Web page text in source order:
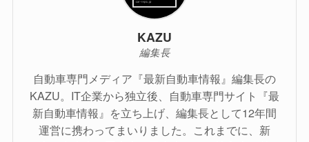
KAZU
編集長
自動車専門メディア『最新自動車情報』編集長の
KAZU。IT企業から独立後、自動車専門サイト『最
新自動車情報』を立ち上げ、編集長として12年間
運営に携わってまいりました。これまでに、新